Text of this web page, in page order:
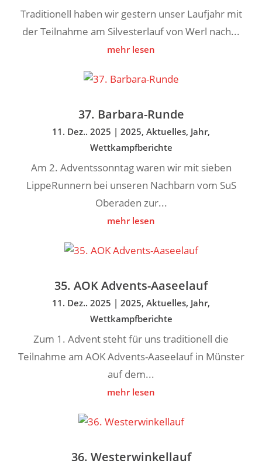
Traditionell haben wir gestern unser Laufjahr mit
der Teilnahme am Silvesterlauf von Werl nach...
mehr lesen
37. Barbara-Runde
11. Dez.. 2025 | 2025, Aktuelles, Jahr,
Wettkampfberichte
Am 2. Adventssonntag waren wir mit sieben
LippeRunnern bei unseren Nachbarn vom SuS
Oberaden zur...
mehr lesen
35. AOK Advents-Aaseelauf
11. Dez.. 2025 | 2025, Aktuelles, Jahr,
Wettkampfberichte
Zum 1. Advent steht für uns traditionell die
Teilnahme am AOK Advents-Aaseelauf in Münster
auf dem...
mehr lesen
36. Westerwinkellauf